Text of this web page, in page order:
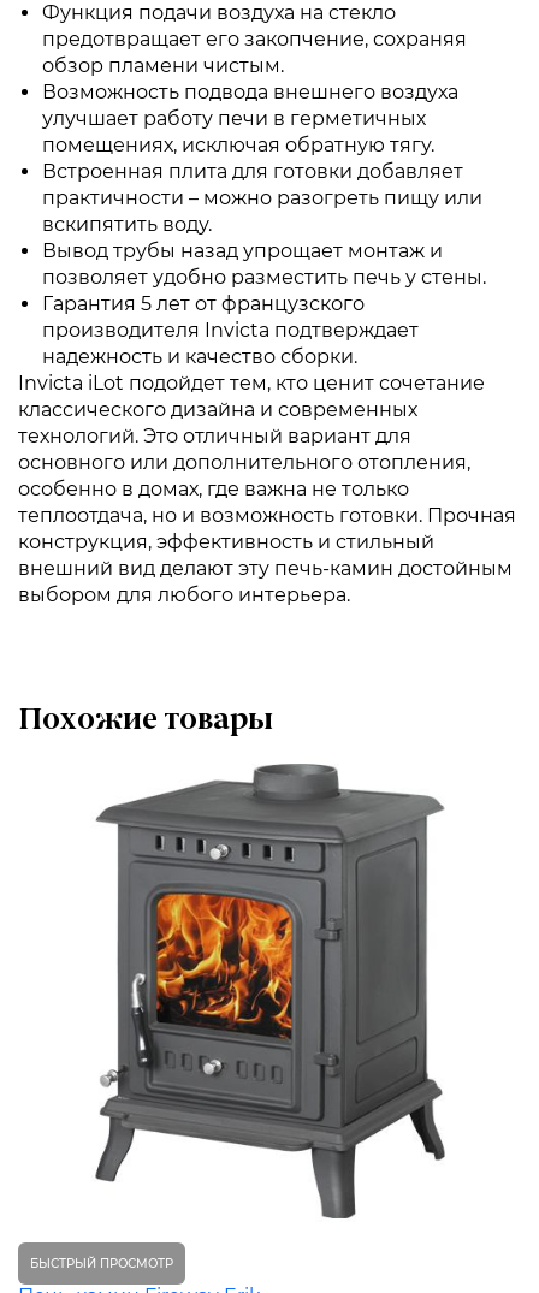
Функция подачи воздуха на стекло
предотвращает его закопчение, сохраняя
обзор пламени чистым.
Возможность подвода внешнего воздуха
улучшает работу печи в герметичных
помещениях, исключая обратную тягу.
Встроенная плита для готовки добавляет
практичности – можно разогреть пищу или
вскипятить воду.
Вывод трубы назад упрощает монтаж и
позволяет удобно разместить печь у стены.
Гарантия 5 лет от французского
производителя Invicta подтверждает
надежность и качество сборки.
Invicta iLot подойдет тем, кто ценит сочетание
классического дизайна и современных
технологий. Это отличный вариант для
основного или дополнительного отопления,
особенно в домах, где важна не только
теплоотдача, но и возможность готовки. Прочная
конструкция, эффективность и стильный
внешний вид делают эту печь-камин достойным
выбором для любого интерьера.
Похожие товары
БЫСТРЫЙ ПРОСМОТР